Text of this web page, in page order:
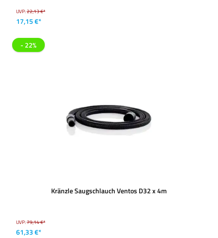
UVP:22,13 €*
17,15 €*
- 22%
Kränzle Saugschlauch Ventos D32 x 4m
UVP:79,14 €*
61,33 €*